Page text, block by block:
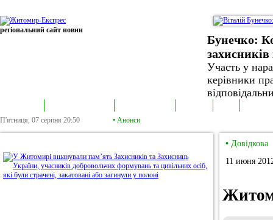
регіональний сайт новин
Бунечко:
захисників
Участь у
керівники
П'ятниця, 07 серпня 20:50 • Анонси
• Довідкова
11 июня